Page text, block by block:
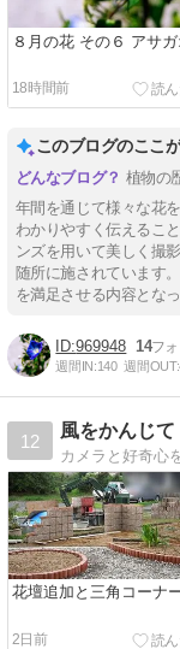
８月の花 その６ アサガ
18時間前
このブログのここ
植物の
年間を通じて様々な花
わかりやすく伝えるこ
ンズを用いて美しく撮
随所に施されています
を満足させる内容となっ
969948 14
週間IN:140 週間OUT:
12
風をかんじ
花壇追加と三角コーナ
2日前